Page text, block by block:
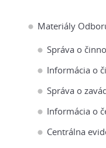
Materiály
Správa o
Informácia o
Správa o
Informácia o
Centrálna